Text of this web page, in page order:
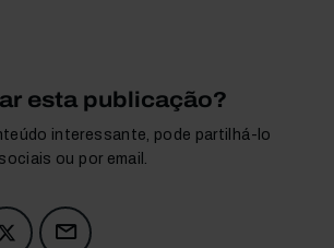
esta publicação?
interessante, pode partilhá-lo
ou por email.